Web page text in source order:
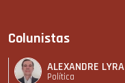
Colunistas
ALEXANDRE LYRA
Política